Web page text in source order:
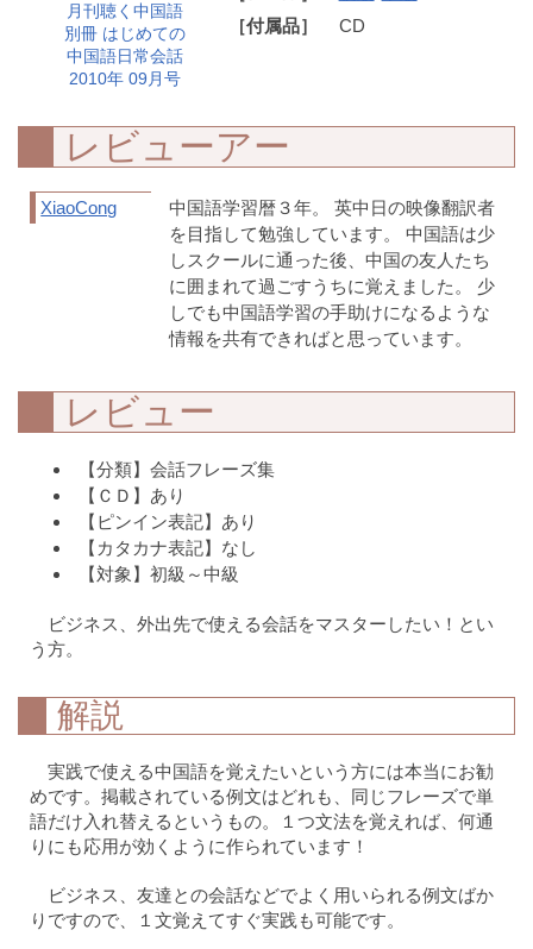
月刊聴く中国語
別冊 はじめての
中国語日常会話
2010年 09月号
［付属品］
CD
レビューアー
XiaoCong
中国語学習暦３年。 英中日の映像翻訳者
を目指して勉強しています。 中国語は少
しスクールに通った後、中国の友人たち
に囲まれて過ごすうちに覚えました。 少
しでも中国語学習の手助けになるような
情報を共有できればと思っています。
レビュー
【分類】会話フレーズ集
【ＣＤ】あり
【ピンイン表記】あり
【カタカナ表記】なし
【対象】初級～中級
ビジネス、外出先で使える会話をマスターしたい！とい
う方。
解説
実践で使える中国語を覚えたいという方には本当にお勧
めです。掲載されている例文はどれも、同じフレーズで単
語だけ入れ替えるというもの。１つ文法を覚えれば、何通
りにも応用が効くように作られています！
ビジネス、友達との会話などでよく用いられる例文ばか
りですので、１文覚えてすぐ実践も可能です。